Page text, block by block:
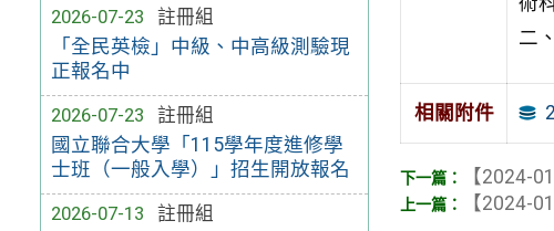
2026-07-23
註冊組
「全民英檢」中級、中高級測驗現
正報名中
2026-07-23
註冊組
國立聯合大學「115學年度進修學
士班（一般入學）」招生開放報名
2026-07-13
註冊組
二
相關附件
【2024-
【2024-